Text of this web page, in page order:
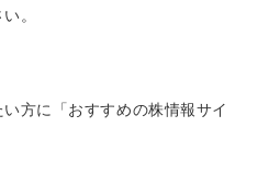
。
方に「おすすめの株情報サイ